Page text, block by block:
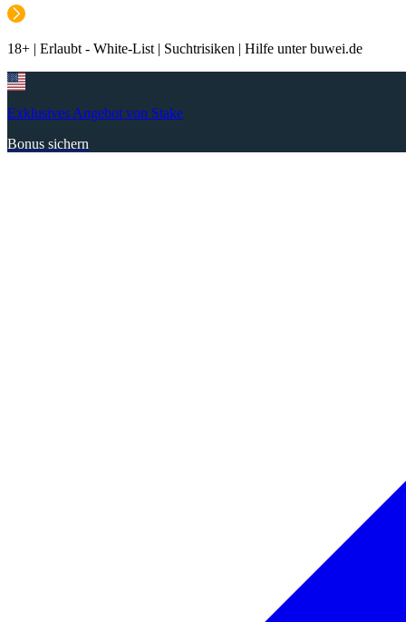
18+ | Erlaubt - White-List | Suchtrisiken | Hilfe unter buwei.de
Exklusives Angebot von Stake
Bonus sichern